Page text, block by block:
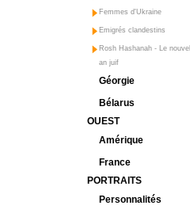
Femmes d'Ukraine
Emigrés clandestins
Rosh Hashanah - Le nouvel
an juif
Géorgie
Bélarus
OUEST
Amérique
France
PORTRAITS
Personnalités